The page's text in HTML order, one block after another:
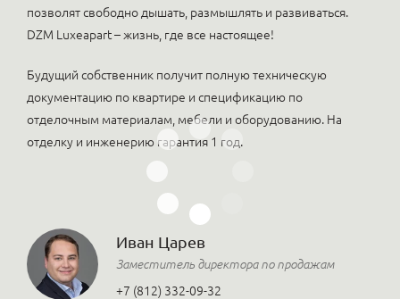
позволят свободно дышать, размышлять и развиваться.
DZM Luxeapart – жизнь, где все настоящее!
Будущий собственник получит полную техническую
документацию по квартире и спецификацию по
отделочным материалам, мебели и оборудованию. На
отделку и инженерию гарантия 1 год.
Иван Царев
Заместитель директора по продажам
+7 (812) 332-09-32